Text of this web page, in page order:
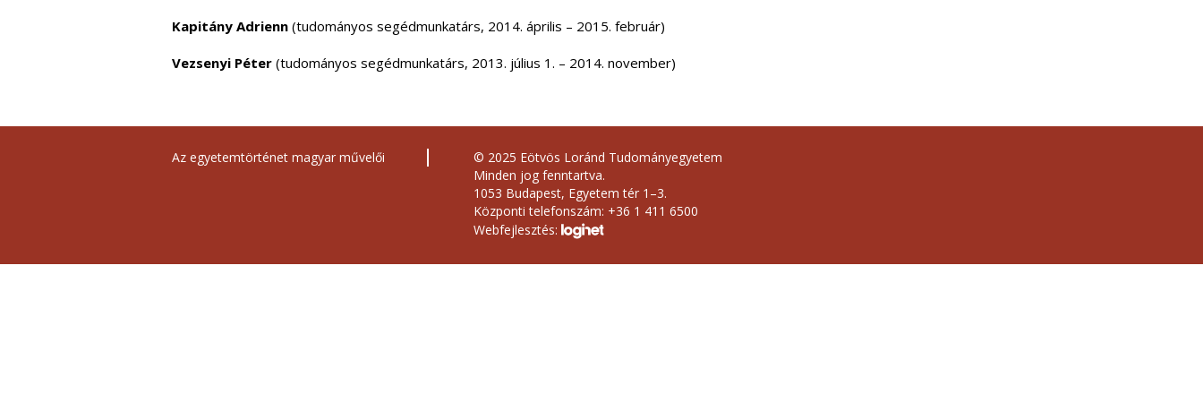
Kapitány Adrienn (tudományos segédmunkatárs, 2014. április – 2015. február)
Vezsenyi Péter (tudományos segédmunkatárs, 2013. július 1. – 2014. november)
Az egyetemtörténet magyar művelői
© 2025 Eötvös Loránd Tudományegyetem
Minden jog fenntartva.
1053 Budapest, Egyetem tér 1–3.
Központi telefonszám: +36 1 411 6500
Webfejlesztés: